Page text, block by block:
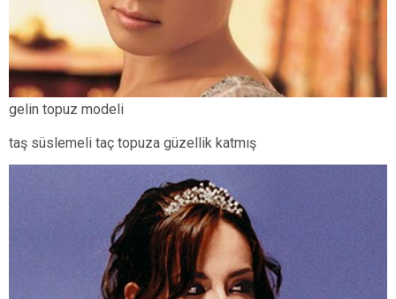
gelin topuz modeli
taş süslemeli taç topuza güzellik katmış